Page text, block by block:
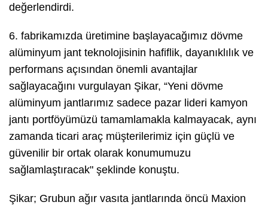
değerlendirdi.
6. fabrikamızda üretimine başlayacağımız dövme
alüminyum jant teknolojisinin hafiflik, dayanıklılık ve
performans açısından önemli avantajlar
sağlayacağını vurgulayan Şikar, “Yeni dövme
alüminyum jantlarımız sadece pazar lideri kamyon
jantı portföyümüzü tamamlamakla kalmayacak, aynı
zamanda ticari araç müşterilerimiz için güçlü ve
güvenilir bir ortak olarak konumumuzu
sağlamlaştıracak" şeklinde konuştu.
Şikar; Grubun ağır vasıta jantlarında öncü Maxion